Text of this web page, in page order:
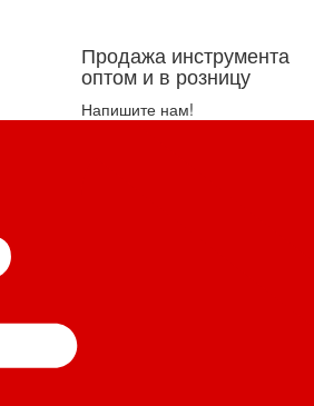
Продажа инструмента
оптом и в розницу
Напишите нам!